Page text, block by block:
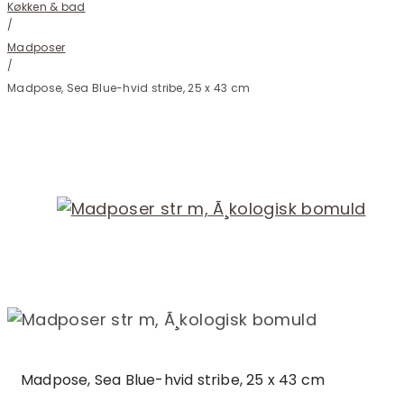
Køkken & bad
/
Madposer
/
Madpose, Sea Blue-hvid stribe, 25 x 43 cm
Madpose, Sea Blue-hvid stribe, 25 x 43 cm